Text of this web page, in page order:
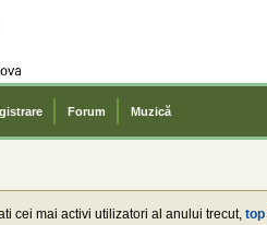
Forum Muzică
cei mai activi utilizatori al anului trecut, top